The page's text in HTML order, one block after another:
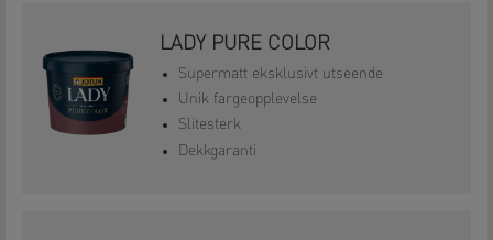
LADY PURE COLOR
Supermatt eksklusivt utseende
Unik fargeopplevelse
Slitesterk
Dekkgaranti